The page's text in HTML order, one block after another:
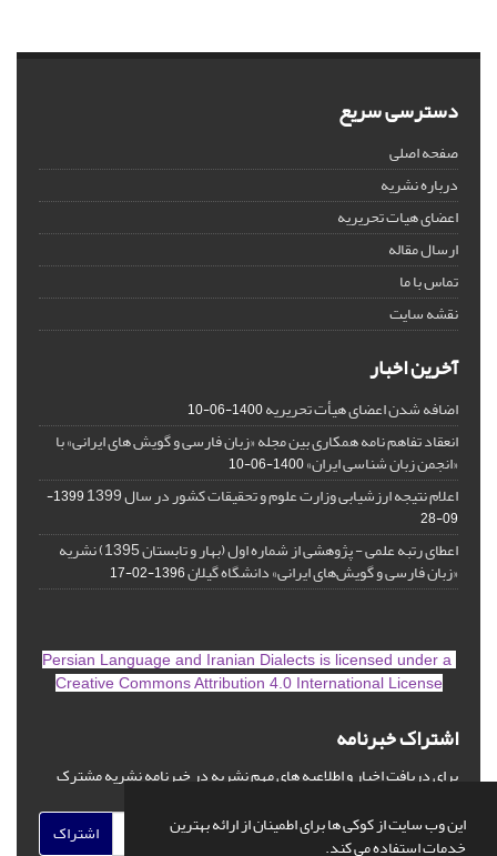
این وب سایت از کوکی ها برای اطمینان از ارائه بهترین
خدمات استفاده می کند.
دسترسی سریع
صفحه اصلی
درباره نشریه
اعضای هیات تحریریه
ارسال مقاله
تماس با ما
نقشه سایت
آخرین اخبار
اضافه شدن اعضای هیأت تحریریه1400-06-10
انعقاد تفاهم نامه همکاری بین مجله «زبان فارسی و گویش های ایرانی» با
«انجمن زبان شناسی ایران»1400-06-10
اعلام نتیجه ارزشیابی وزارت علوم و تحقیقات کشور در سال 1399
1399-
09-28
اعطای رتبه علمی - پژوهشی از شماره اول (بهار و تابستان 1395) نشریه
«زبان فارسی و گویش‌های ایرانی» دانشگاه گیلان1396-02-17
is licensed under a
Creative Commons Attribution 4.0 International License
اشتراک خبرنامه
برای دریافت اخبار و اطلاعیه های مهم نشریه در خبرنامه نشریه مشترک
اشتراک